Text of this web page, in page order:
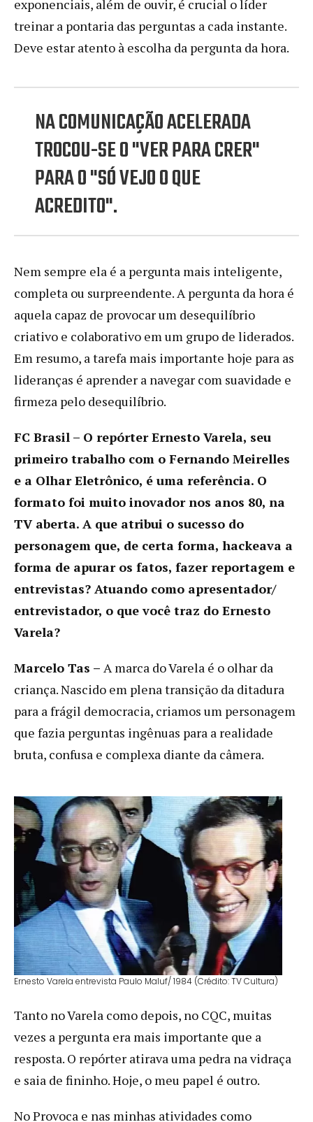
exponenciais, além de ouvir, é crucial o líder
treinar a pontaria das perguntas a cada instante.
Deve estar atento à escolha da pergunta da hora.
NA COMUNICAÇÃO ACELERADA
TROCOU-SE O "VER PARA CRER"
PARA O "SÓ VEJO O QUE
ACREDITO".
Nem sempre ela é a pergunta mais inteligente,
completa ou surpreendente. A pergunta da hora é
aquela capaz de provocar um desequilíbrio
criativo e colaborativo em um grupo de liderados.
Em resumo, a tarefa mais importante hoje para as
lideranças é aprender a navegar com suavidade e
firmeza pelo desequilíbrio.
FC Brasil – O repórter Ernesto Varela, seu
primeiro trabalho com o Fernando Meirelles
e a Olhar Eletrônico, é uma referência. O
formato foi muito inovador nos anos 80, na
TV aberta. A que atribui o sucesso do
personagem que, de certa forma, hackeava a
forma de apurar os fatos, fazer reportagem e
entrevistas? Atuando como apresentador/
entrevistador, o que você traz do Ernesto
Varela?
Marcelo Tas – A marca do Varela é o olhar da
criança. Nascido em plena transição da ditadura
para a frágil democracia, criamos um personagem
que fazia perguntas ingênuas para a realidade
bruta, confusa e complexa diante da câmera.
Ernesto Varela entrevista Paulo Maluf/ 1984 (Crédito: TV Cultura)
Tanto no Varela como depois, no CQC, muitas
vezes a pergunta era mais importante que a
resposta. O repórter atirava uma pedra na vidraça
e saia de fininho. Hoje, o meu papel é outro.
No Provoca e nas minhas atividades como